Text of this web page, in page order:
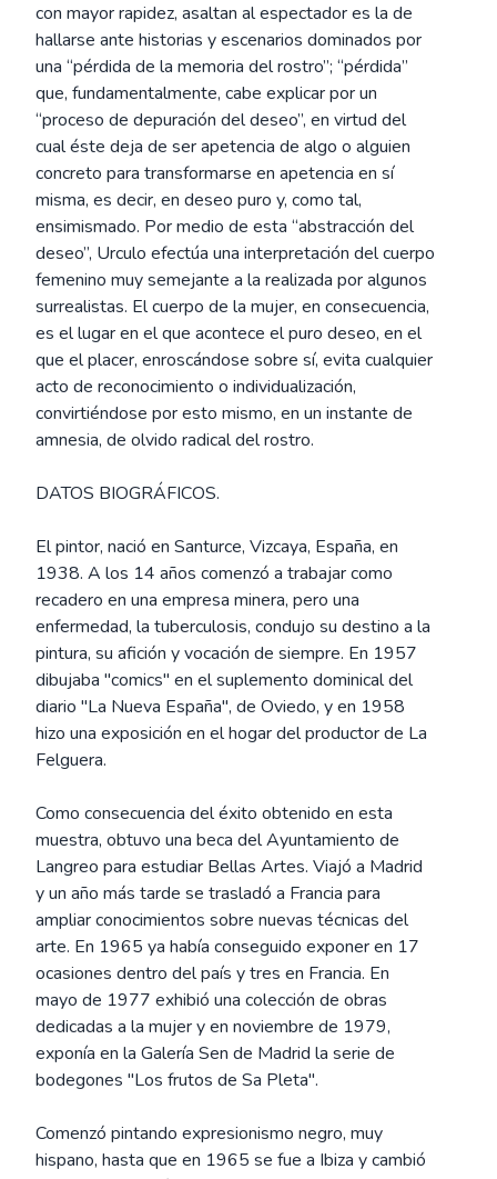
con mayor rapidez, asaltan al espectador es la de
hallarse ante historias y escenarios dominados por
una “pérdida de la memoria del rostro”; “pérdida”
que, fundamentalmente, cabe explicar por un
“proceso de depuración del deseo”, en virtud del
cual éste deja de ser apetencia de algo o alguien
concreto para transformarse en apetencia en sí
misma, es decir, en deseo puro y, como tal,
ensimismado. Por medio de esta “abstracción del
deseo”, Urculo efectúa una interpretación del cuerpo
femenino muy semejante a la realizada por algunos
surrealistas. El cuerpo de la mujer, en consecuencia,
es el lugar en el que acontece el puro deseo, en el
que el placer, enroscándose sobre sí, evita cualquier
acto de reconocimiento o individualización,
convirtiéndose por esto mismo, en un instante de
amnesia, de olvido radical del rostro.
DATOS BIOGRÁFICOS.
El pintor, nació en Santurce, Vizcaya, España, en
1938. A los 14 años comenzó a trabajar como
recadero en una empresa minera, pero una
enfermedad, la tuberculosis, condujo su destino a la
pintura, su afición y vocación de siempre. En 1957
dibujaba "comics" en el suplemento dominical del
diario "La Nueva España", de Oviedo, y en 1958
hizo una exposición en el hogar del productor de La
Felguera.
Como consecuencia del éxito obtenido en esta
muestra, obtuvo una beca del Ayuntamiento de
Langreo para estudiar Bellas Artes. Viajó a Madrid
y un año más tarde se trasladó a Francia para
ampliar conocimientos sobre nuevas técnicas del
arte. En 1965 ya había conseguido exponer en 17
ocasiones dentro del país y tres en Francia. En
mayo de 1977 exhibió una colección de obras
dedicadas a la mujer y en noviembre de 1979,
exponía en la Galería Sen de Madrid la serie de
bodegones "Los frutos de Sa Pleta".
Comenzó pintando expresionismo negro, muy
hispano, hasta que en 1965 se fue a Ibiza y cambió